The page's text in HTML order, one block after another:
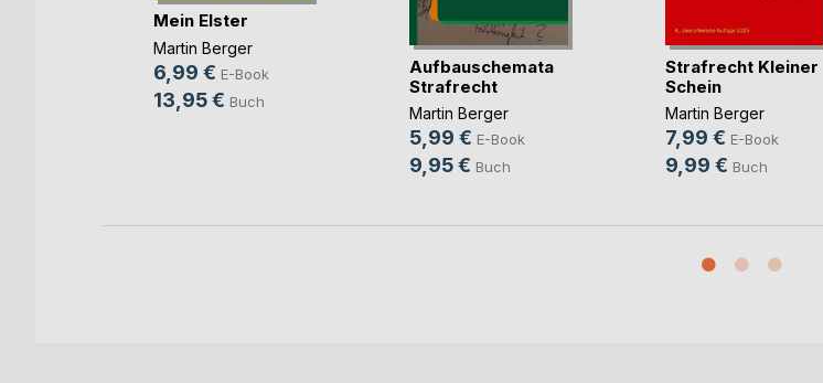
Mein Elster
Martin Berger
6,99 € E-Book
13,95 € Buch
Aufbauschemata
Strafrecht
Martin Berger
5,99 € E-Book
9,95 € Buch
Strafrecht Kleiner
Schein
Martin Berger
7,99 € E-Book
9,99 € Buch